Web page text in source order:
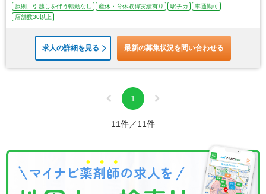
原則、引越しを伴う転勤なし
産休・育休取得実績有り 駅チカ
車通勤可
店舗数30以上
求人の詳細を見る 最新の募集状況を問い合わせる
1
11件／11件